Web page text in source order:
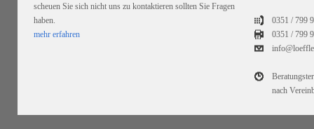
scheuen Sie sich nicht uns zu kontaktieren sollten Sie Fragen
haben.
mehr erfahren
0351 / 799
0351 /799
nach